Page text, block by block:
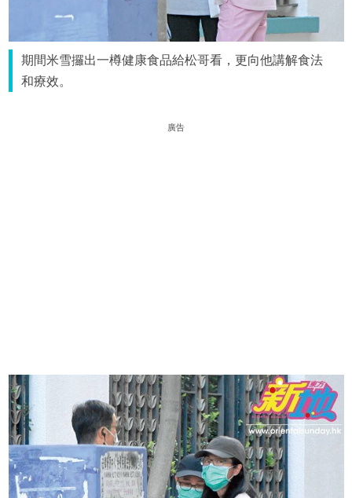
期間米雪攞出一樽健康食品給松哥看，更向他講解食法
和療效。
廣告